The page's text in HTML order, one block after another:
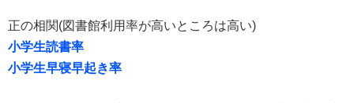
正の相関(図書館利用率が高いところは高い)
小学生読書率
小学生早寝早起き率